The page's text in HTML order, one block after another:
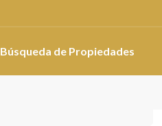
Búsqueda de Propiedades